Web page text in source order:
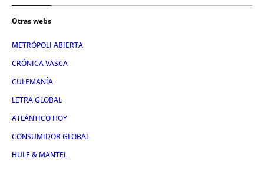
Otras webs
METRÓPOLI ABIERTA
CRÓNICA VASCA
CULEMANÍA
LETRA GLOBAL
ATLÁNTICO HOY
CONSUMIDOR GLOBAL
HULE & MANTEL